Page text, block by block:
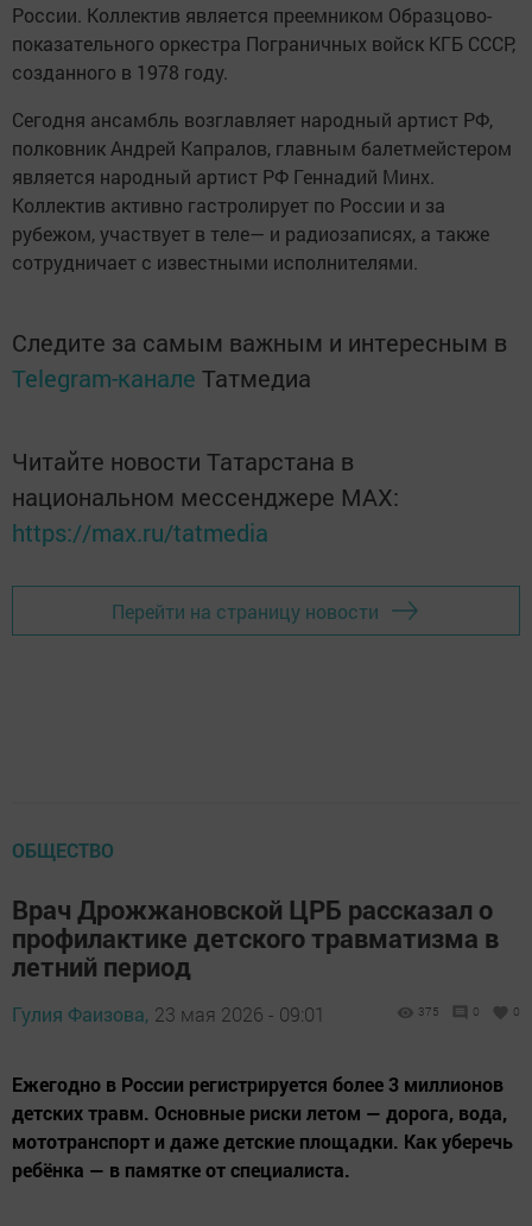
России. Коллектив является преемником Образцово-
показательного оркестра Пограничных войск КГБ СССР,
созданного в 1978 году.
Сегодня ансамбль возглавляет народный артист РФ,
полковник Андрей Капралов, главным балетмейстером
является народный артист РФ Геннадий Минх.
Коллектив активно гастролирует по России и за
рубежом, участвует в теле— и радиозаписях, а также
сотрудничает с известными исполнителями.
Следите за самым важным и интересным в
Telegram-канале Татмедиа
Читайте новости Татарстана в
национальном мессенджере MАХ:
https://max.ru/tatmedia
Перейти на страницу новости
ОБЩЕСТВО
Врач Дрожжановской ЦРБ рассказал о
профилактике детского травматизма в
летний период
Гулия Фаизова, 23 мая 2026 - 09:01 375 0 0
Ежегодно в России регистрируется более 3 миллионов
детских травм. Основные риски летом — дорога, вода,
мототранспорт и даже детские площадки. Как уберечь
ребёнка — в памятке от специалиста.